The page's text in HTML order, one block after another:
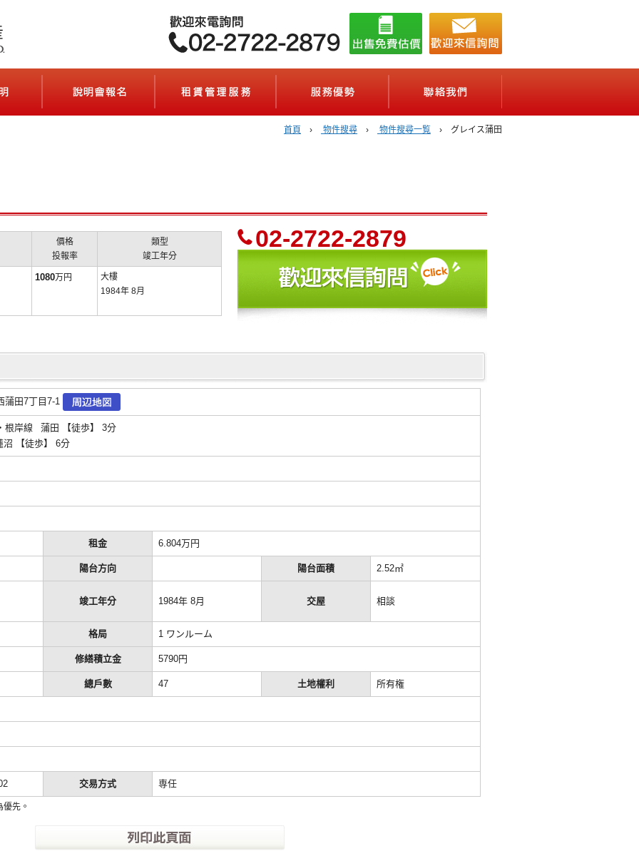
02-2722-2879
営業時間 10：00～20：00（年中無休）
說明會報名(セミナーのご案内) 租賃管理服務(賃貸管理サービス)
首頁 › 物件搜尋 › 物件搜尋一覧 › グレイス蒲田
價格
投報率
類型
竣工年分
1080万円
大樓
1984年 8月
02-2722-2879
蒲田7丁目7-1
根岸線 蒲田 【徒歩】 3分
【徒歩】 6分
租金 6.804万円
陽台方向 陽台面積 2.52㎡
竣工年分 1984年 8月 交屋 相談
格局 1 ワンルーム
修繕積立金 5790円
總戶數 47 土地權利 所有権
交易方式 専任
先。